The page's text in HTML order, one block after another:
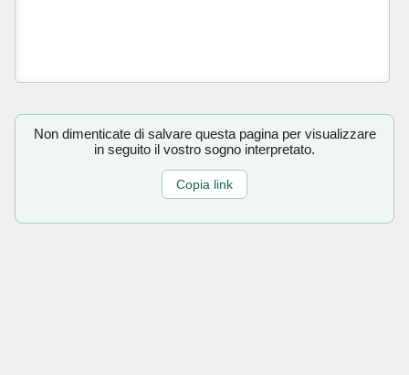
Non dimenticate di salvare questa pagina per visualizzare
in seguito il vostro sogno interpretato.
Copia link